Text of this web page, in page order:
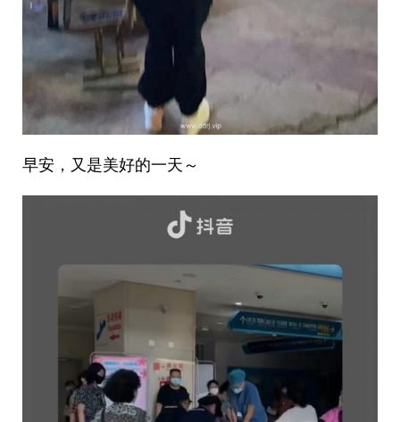
早安，又是美好的一天～